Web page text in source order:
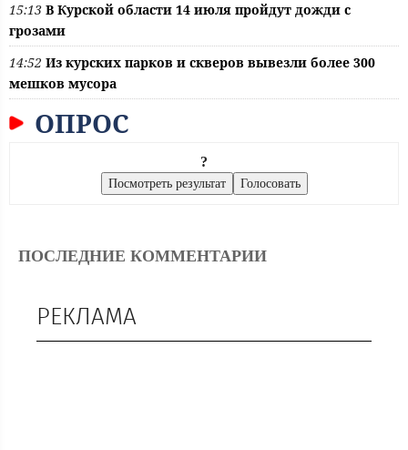
15:13 В Курской области 14 июля пройдут дожди с
грозами
14:52 Из курских парков и скверов вывезли более 300
мешков мусора
ОПРОС
?
ПОСЛЕДНИЕ КОММЕНТАРИИ
РЕКЛАМА